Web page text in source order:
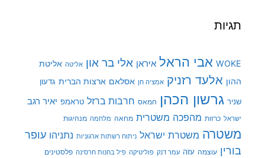
תגיות
WOKE אבי הראל איראן אלי בר און אליטה אליטת
ההון אלעד רזניק אמציה חן אסלאם ארצות הברית גדעון
שניר גרשון הכהן חמאס חרבות ברזל טראמפ יאיר רגב
ישראל כרזות מהפכה משטרית מחאה מלחמה מנהיגות
משטרה משטרת ישראל ניתוח רשתות ארגוניות נתניהו עופר
בורין עוצמה עזה עמר דנק פוליטיקה פיל בחנות חרסינה פלסטינים